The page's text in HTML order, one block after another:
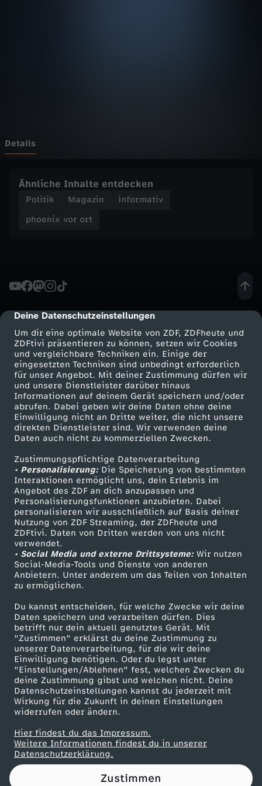
cmp-dialog-description
Deine Datenschutzeinstellungen
Um dir eine optimale Website von ZDF, ZDFheute und
ZDFtivi präsentieren zu können, setzen wir Cookies
und vergleichbare Techniken ein. Einige der
eingesetzten Techniken sind unbedingt erforderlich
für unser Angebot. Mit deiner Zustimmung dürfen wir
und unsere Dienstleister darüber hinaus
Informationen auf deinem Gerät speichern und/oder
abrufen. Dabei geben wir deine Daten ohne deine
Einwilligung nicht an Dritte weiter, die nicht unsere
direkten Dienstleister sind. Wir verwenden deine
Daten auch nicht zu kommerziellen Zwecken.
Zustimmungspflichtige Datenverarbeitung
• Personalisierung:Die Speicherung von bestimmten
Interaktionen ermöglicht uns, dein Erlebnis im
Angebot des ZDF an dich anzupassen und
Personalisierungsfunktionen anzubieten. Dabei
personalisieren wir ausschließlich auf Basis deiner
Nutzung von ZDF Streaming, der ZDFheute und
ZDFtivi. Daten von Dritten werden von uns nicht
verwendet.
• Social Media und externe Drittsysteme:Wir nutzen
Social-Media-Tools und Dienste von anderen
Anbietern. Unter anderem um das Teilen von Inhalten
zu ermöglichen.
Du kannst entscheiden, für welche Zwecke wir deine
Daten speichern und verarbeiten dürfen. Dies
betrifft nur dein aktuell genutztes Gerät. Mit
"Zustimmen" erklärst du deine Zustimmung zu
unserer Datenverarbeitung, für die wir deine
Einwilligung benötigen. Oder du legst unter
"Einstellungen/Ablehnen" fest, welchen Zwecken du
deine Zustimmung gibst und welchen nicht. Deine
Datenschutzeinstellungen kannst du jederzeit mit
Wirkung für die Zukunft in deinen Einstellungen
widerrufen oder ändern.
Hier findest du das Impressum.
Weitere Informationen findest du in unserer
Datenschutzerklärung.
Zustimmen
t
R
t
e
u
n
d
R
u
b
i
o
b
e
i
m
N
A
T
O
Details
Ähnliche Inhalte entdecken
Politik Magazin
informativ
phoenix vor ort
Mehr ZDF
ZDF-Apps
Smart TV
ZDFtext
Livestreams
Sendungen A-Z
TV-Programm
Service
ZDFmitreden
Kontakt zum ZDF
Tickets
Zuschauerservice
Hilfe
ZDF Unternehmen
Karriere
ZDF goes Schule
Werbefernsehen
Mainzelmännchen
Partner